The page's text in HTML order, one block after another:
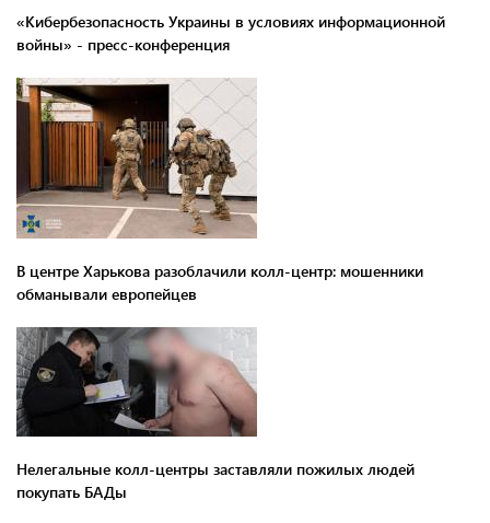
«Кибербезопасность Украины в условиях информационной
войны» - пресс-конференция
В центре Харькова разоблачили колл-центр: мошенники
обманывали европейцев
Нелегальные колл-центры заставляли пожилых людей
покупать БАДы